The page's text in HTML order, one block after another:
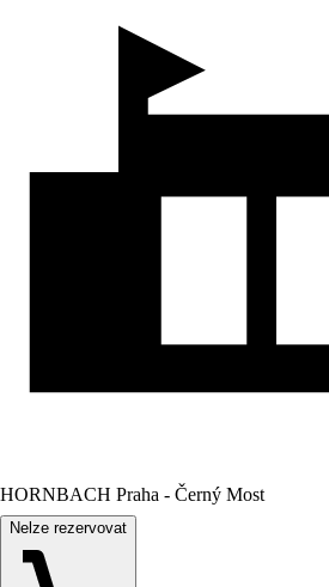
HORNBACH Praha - Černý Most
Nelze rezervovat